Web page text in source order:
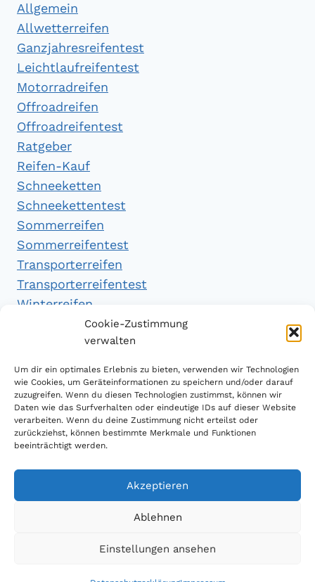
Cookie-Zustimmung
verwalten
Um dir ein optimales Erlebnis zu bieten, verwenden wir Technologien
wie Cookies, um Geräteinformationen zu speichern und/oder darauf
zuzugreifen. Wenn du diesen Technologien zustimmst, können wir
Daten wie das Surfverhalten oder eindeutige IDs auf dieser Website
verarbeiten. Wenn du deine Zustimmung nicht erteilst oder
zurückziehst, können bestimmte Merkmale und Funktionen
beeinträchtigt werden.
Akzeptieren
Ablehnen
Einstellungen ansehen
Allgemein
Allwetterreifen
Ganzjahresreifentest
Leichtlaufreifentest
Motorradreifen
Offroadreifen
Offroadreifentest
Ratgeber
Reifen-Kauf
Schneeketten
Schneekettentest
Sommerreifen
Sommerreifentest
Transporterreifen
Transporterreifentest
Winterreifen
Winterreifentest
Empfehlungen
Handytarifvergleich
Luftsport Magazin